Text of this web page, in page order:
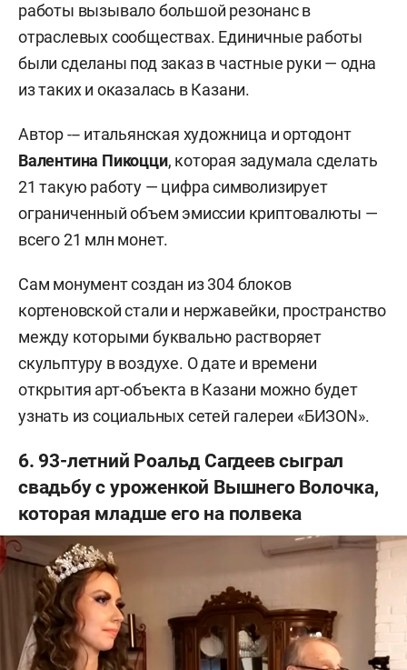
работы вызывало большой резонанс в
отраслевых сообществах. Единичные работы
были сделаны под заказ в частные руки — одна
из таких и оказалась в Казани.
Автор --- итальянская художница и ортодонт
Валентина Пикоцци, которая задумала сделать
21 такую работу — цифра символизирует
ограниченный объем эмиссии криптовалюты —
всего 21 млн монет.
Сам монумент создан из 304 блоков
кортеновской стали и нержавейки, пространство
между которыми буквально растворяет
скульптуру в воздухе. О дате и времени
открытия арт-объекта в Казани можно будет
узнать из социальных сетей галереи «БИЗON».
6. 93-летний Роальд Сагдеев сыграл
свадьбу с уроженкой Вышнего Волочка,
которая младше его на полвека